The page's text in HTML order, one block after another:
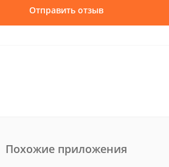
Отправить отзыв
Похожие приложения